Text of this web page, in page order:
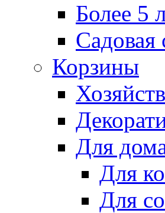
Более 5
Садовая
Корзины
Для
Для
Для